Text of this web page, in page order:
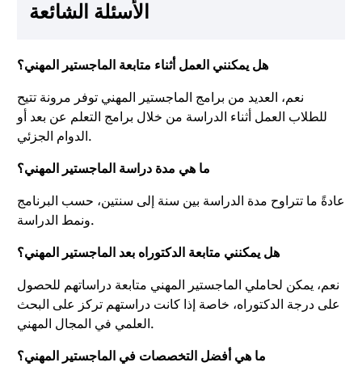
الأسئلة الشائعة
هل يمكنني العمل أثناء متابعة الماجستير المهني؟
نعم، العديد من برامج الماجستير المهني توفر مرونة تتيح
للطلاب العمل أثناء الدراسة من خلال برامج التعلم عن بعد أو
الدوام الجزئي.
ما هي مدة دراسة الماجستير المهني؟
عادةً ما تتراوح مدة الدراسة بين سنة إلى سنتين، حسب البرنامج
ونمط الدراسة.
هل يمكنني متابعة الدكتوراه بعد الماجستير المهني؟
نعم، يمكن لحاملي الماجستير المهني متابعة دراساتهم للحصول
على درجة الدكتوراه، خاصة إذا كانت دراستهم تركز على البحث
العلمي في المجال المهني.
ما هي أفضل التخصصات في الماجستير المهني؟